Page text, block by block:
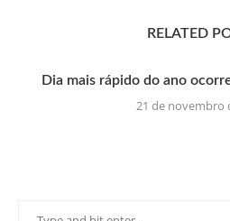
RELATED
Dia mais rápido do ano
21 de novembro